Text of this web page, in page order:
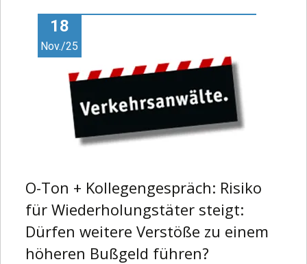
18
Nov./25
O-Ton + Kollegengespräch: Risiko
für Wiederholungstäter steigt:
Dürfen weitere Verstöße zu einem
höheren Bußgeld führen?